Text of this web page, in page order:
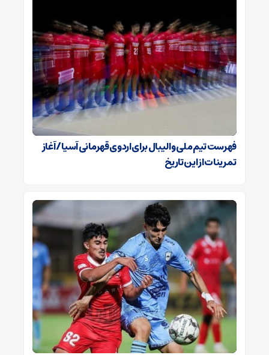
فهرست تیم ملی والیبال برای اردوی قهرمانی آسیا / آغاز
تمرینات از این تاریخ